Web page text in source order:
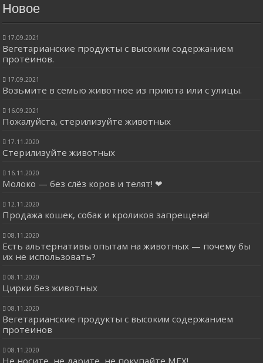
Новое
17.09.2021
Вегетарианские продукты с высоким содержанием
протеинов.
17.09.2021
Возьмите в семью животное из приюта или с улицы.
16.09.2021
Пожалуйста, стерилизуйте животных
17.11.2020
Стерилизуйте животных
16.11.2020
Молоко — без слёз коров и телят! ❤
12.11.2020
Продажа кошек, собак и кроликов запрещена!
08.11.2020
Есть альтернативы опытам на животных — почему бы
их не использовать?
08.11.2020
Цирки без животных
08.11.2020
Вегетарианские продукты с высоким содержанием
протеинов
08.11.2020
Не носите, не дарите, не покупайте МЕХ!